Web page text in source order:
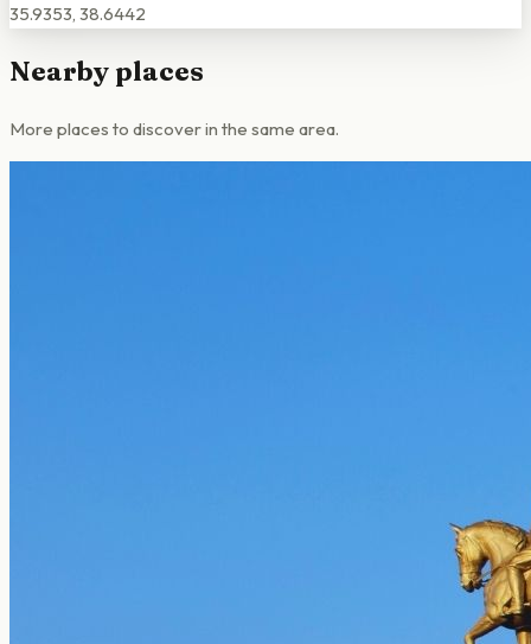
35.9353 38.6442
Nearby places
More places to discover in the same area.